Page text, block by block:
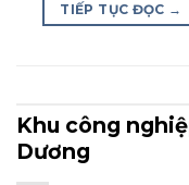
TIẾP TỤC ĐỌC →
Khu công
Dương